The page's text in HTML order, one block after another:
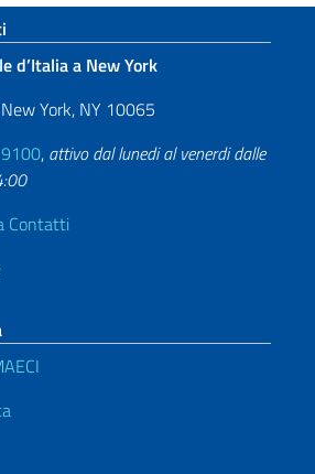
d’Italia a New York
York, NY 10065
, attivo dal lunedi al venerdi dalle
Contatti